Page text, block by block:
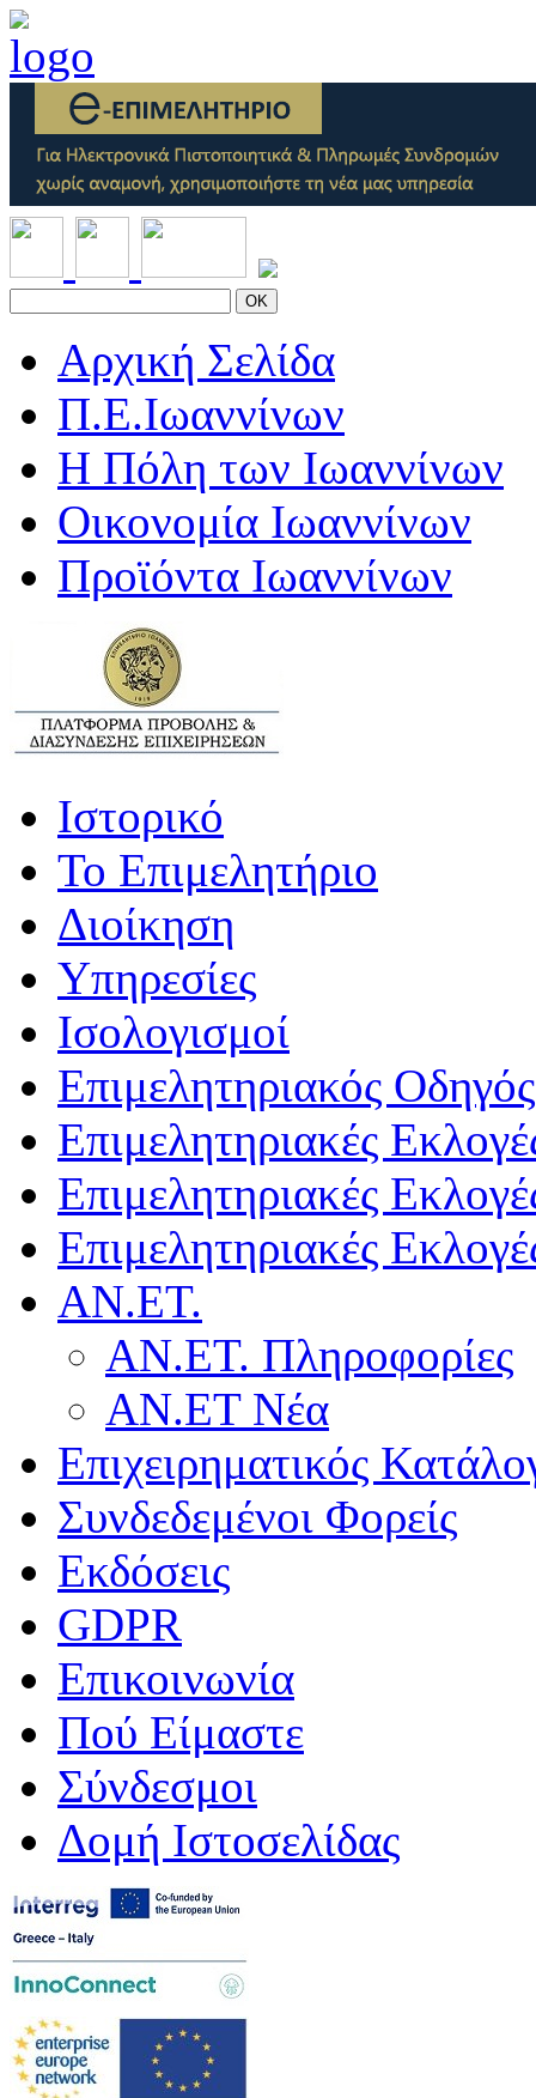
OK
Αρχική Σελίδα
Π.Ε.Ιωαννίνων
Η Πόλη των Ιωαννίνων
Οικονομία Ιωαννίνων
Προϊόντα Ιωαννίνων
Ιστορικό
Το Επιμελητήριο
Διοίκηση
Υπηρεσίες
Ισολογισμοί
Επιμελητηριακός Οδηγός
Επιμελητηριακές
Επιμελητηριακές
Επιμελητηριακές
ΑΝ.ΕΤ.
ΑΝ.ΕΤ. Πληροφορίες
ΑΝ.ΕΤ Νέα
Επιχειρηματικός
Συνδεδεμένοι Φορείς
Εκδόσεις
GDPR
Επικοινωνία
Πού Είμαστε
Σύνδεσμοι
Δομή Ιστοσελίδας